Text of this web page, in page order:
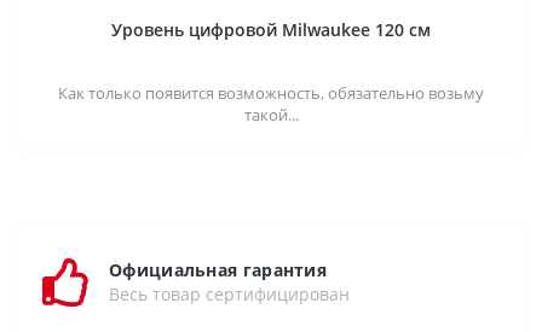
Уровень цифровой Milwaukee 120 см
Как только появится возможность, обязательно возьму
такой...
Официальная гарантия
Весь товар сертифицирован